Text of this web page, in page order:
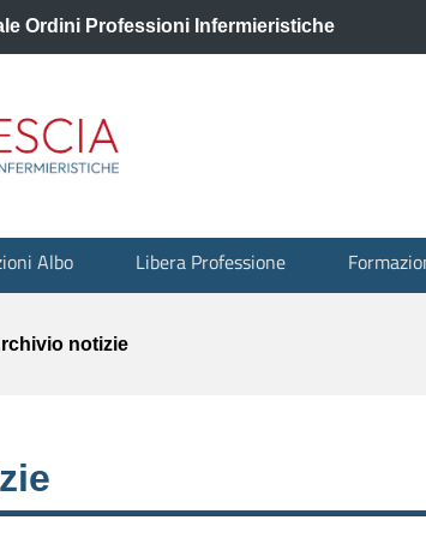
Ordini Professioni Infermieristiche
Albo Libera Professione
notizie